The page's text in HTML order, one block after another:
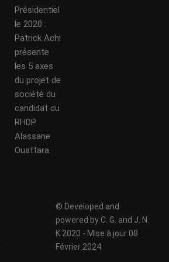
Présidentiel
le 2020 :
Patrick Achi
présente
les 5 axes
du projet de
société du
candidat du
RHDP
Alassane
Ouattara.
© Developed and
powered by C. G. and J. N.
K 2020 - Mise à jour 08
Février 2024